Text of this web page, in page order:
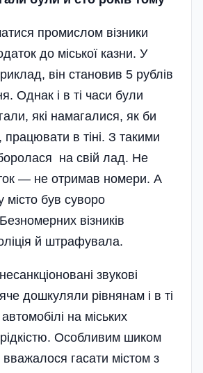
промислом візники
до міської казни. У
він становив 5 рублів
Однак і в ті часи були
які намагалися, як би
працювати в тіні. З такими
на свій лад. Не
— не отримав номери. А
місто був суворо
візників
й штрафувала.
звукові
дошкуляли рівнянам і в ті
на міських
Особливим шиком
вважалося гасати містом з